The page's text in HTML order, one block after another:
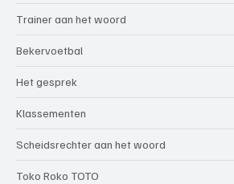
Trainer aan het woord
Bekervoetbal
Het gesprek
Klassementen
Scheidsrechter aan het woord
Toko Roko TOTO